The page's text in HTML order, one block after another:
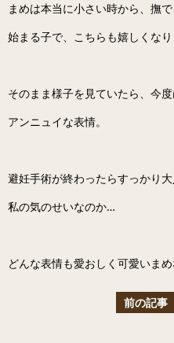
まめは本当に小さい時から、撫
始まる子で、こちらも嬉しくなり
そのまま様子を見ていたら、今
アンニュイな表情。
避妊手術が終わったらすっかり
私の気のせいなのか…
どんな表情も愛おしく可愛いまめ
前の記事